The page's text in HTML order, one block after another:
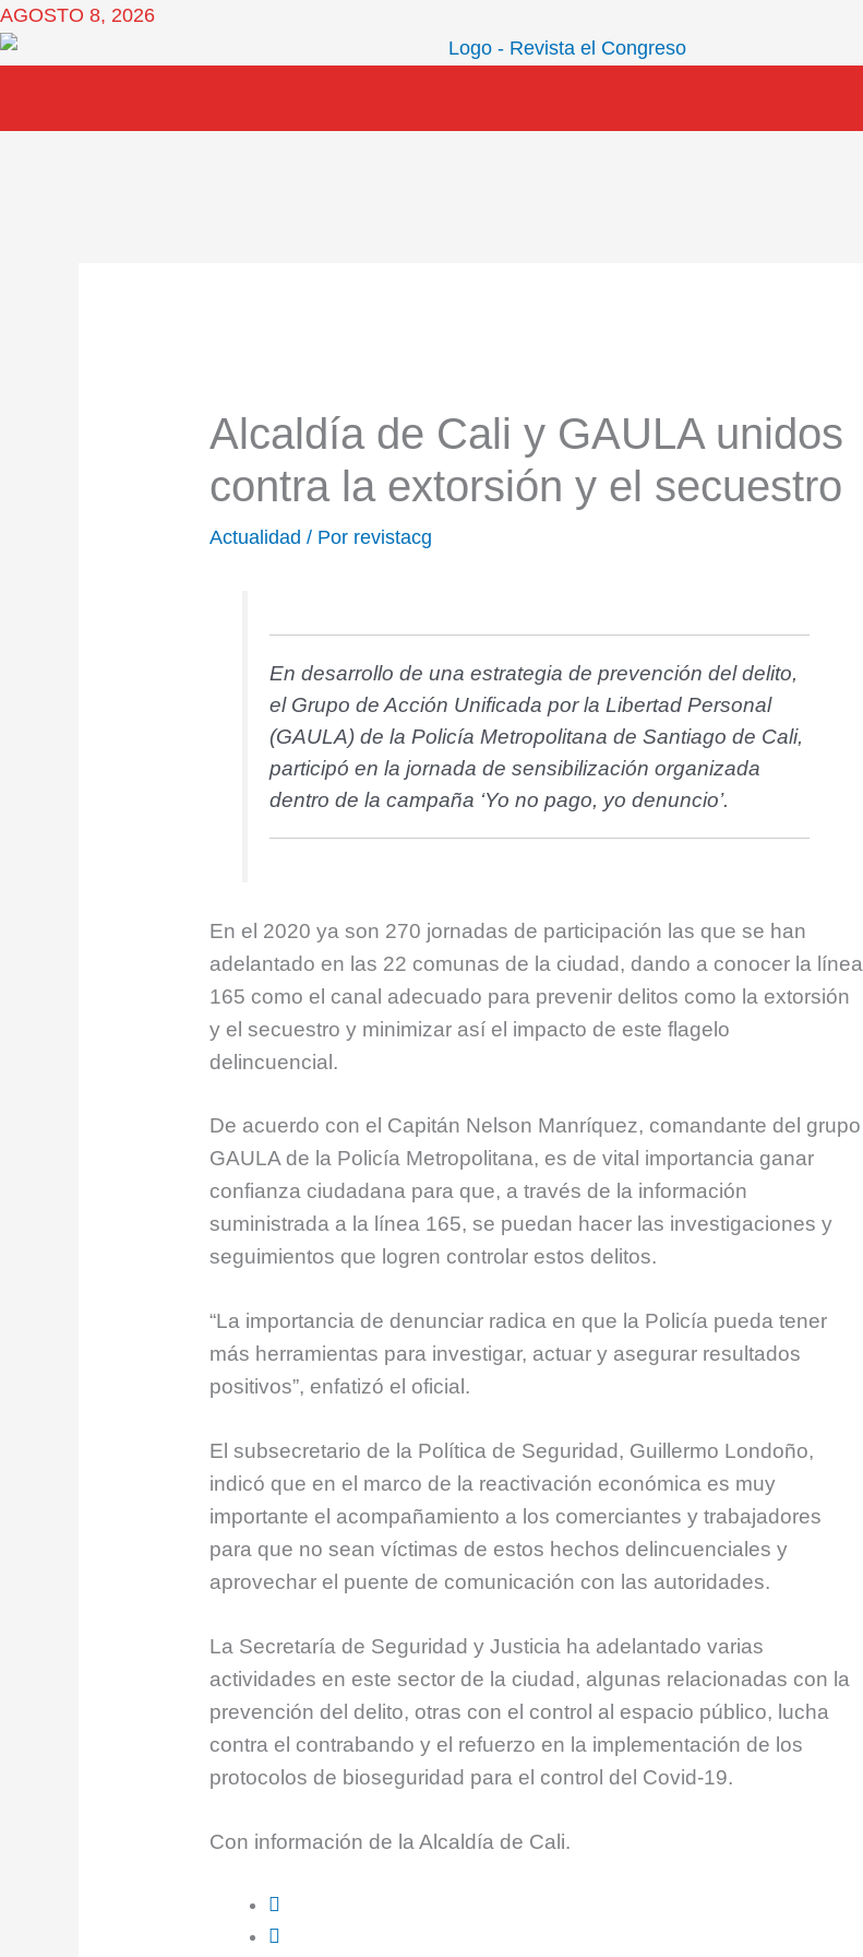
Ir
al
AGOSTO 8, 2026
Alcaldía de Cali y GAULA unidos
contra la extorsión y el secuestro
Actualidad / Por revistacg
En desarrollo de una estrategia de prevención del delito,
el Grupo de Acción Unificada por la Libertad Personal
(GAULA) de la Policía Metropolitana de Santiago de Cali,
participó en la jornada de sensibilización organizada
dentro de la campaña ‘Yo no pago, yo denuncio’.
En el 2020 ya son 270 jornadas de participación las que se han
adelantado en las 22 comunas de la ciudad, dando a conocer la línea
165 como el canal adecuado para prevenir delitos como la extorsión
y el secuestro y minimizar así el impacto de este flagelo
delincuencial.
De acuerdo con el Capitán Nelson Manríquez, comandante del grupo
GAULA de la Policía Metropolitana, es de vital importancia ganar
confianza ciudadana para que, a través de la información
suministrada a la línea 165, se puedan hacer las investigaciones y
seguimientos que logren controlar estos delitos.
“La importancia de denunciar radica en que la Policía pueda tener
más herramientas para investigar, actuar y asegurar resultados
positivos”, enfatizó el oficial.
El subsecretario de la Política de Seguridad, Guillermo Londoño,
indicó que en el marco de la reactivación económica es muy
importante el acompañamiento a los comerciantes y trabajadores
para que no sean víctimas de estos hechos delincuenciales y
aprovechar el puente de comunicación con las autoridades.
La Secretaría de Seguridad y Justicia ha adelantado varias
actividades en este sector de la ciudad, algunas relacionadas con la
prevención del delito, otras con el control al espacio público, lucha
contra el contrabando y el refuerzo en la implementación de los
protocolos de bioseguridad para el control del Covid-19.
Con información de la Alcaldía de Cali.